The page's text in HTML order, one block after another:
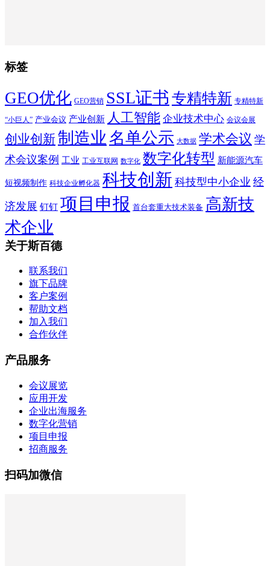
标签
GEO优化 GEO营销 SSL证书 专精特新 专精特新
“小巨人” 产业会议 产业创新 人工智能 企业技术中心 会议会展
创业创新制造业 名单公示 大数据 学术会议 学
术会议案例 工业 工业互联网 数字化 数字化转型 新能源汽车
短视频制作 科技企业孵化器 科技创新 科技型中小企业 经
济发展 钉钉 项目申报 首台套重大技术装备 高新技
术企业
关于斯百德
联系我们
旗下品牌
客户案例
帮助文档
加入我们
合作伙伴
产品服务
会议展览
应用开发
企业出海服务
数字化营销
项目申报
招商服务
扫码加微信